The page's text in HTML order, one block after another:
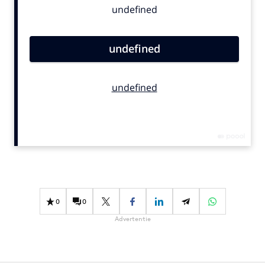
Contentmarketing
Effectiviteit
Gedragsverandering
Martech
0 0
Advertentie